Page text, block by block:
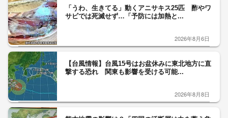
「うわ、生きてる」動くアニサキス25匹 酢やワ
サビでは死滅せず…「予防には加熱と...
2026年8月6日
【台風情報】台風15号はお盆休みに東北地方に直
撃する恐れ 関東も影響を受ける可能...
2026年8月8日